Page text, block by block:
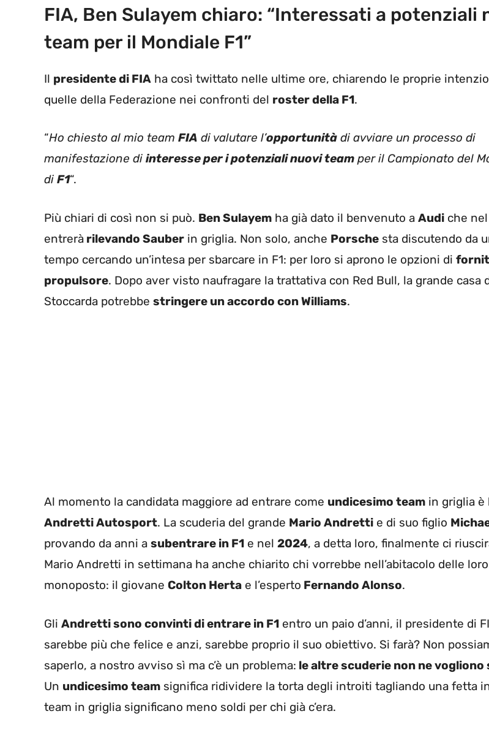
FIA, Ben Sulayem chiaro: “Interessati a potenziali
team per il Mondiale F1”
Il presidente di FIA ha così twittato nelle ultime ore, chiarendo le proprie
quelle della Federazione nei confronti del roster della F1.
“Ho chiesto al mio team FIA di valutare l’opportunità di avviare un processo di
manifestazione di interesse per i potenziali nuovi team per il Campionato del
di F1“.
Più chiari di così non si può. Ben Sulayem ha già dato il benvenuto a Audi che nel
entrerà rilevando Sauber in griglia. Non solo, anche Porsche sta discutendo da
tempo cercando un’intesa per sbarcare in F1: per loro si aprono le opzioni di
propulsore. Dopo aver visto naufragare la trattativa con Red Bull, la grande casa
Stoccarda potrebbe stringere un accordo con Williams.
Al momento la candidata maggiore ad entrare come undicesimo team in griglia è
Andretti Autosport. La scuderia del grande Mario Andretti e di suo figlio
provando da anni a subentrare in F1 e nel 2024, a detta loro, finalmente ci
Mario Andretti in settimana ha anche chiarito chi vorrebbe nell’abitacolo delle loro
monoposto: il giovane Colton Herta e l’esperto Fernando Alonso.
Gli Andretti sono convinti di entrare in F1 entro un paio d’anni, il presidente di
sarebbe più che felice e anzi, sarebbe proprio il suo obiettivo. Si farà? Non
saperlo, a nostro avviso sì ma c’è un problema: le altre scuderie non ne vogliono
Un undicesimo team significa ridividere la torta degli introiti tagliando una fetta
team in griglia significano meno soldi per chi già c’era.